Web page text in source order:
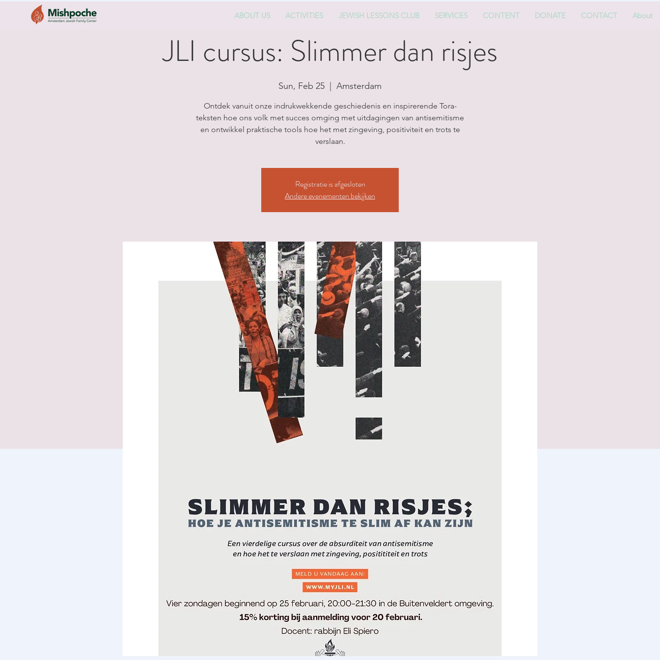
JLI cursus: Slimmer dan risjes
Sun, Feb 25 Amsterdam
Ontdek vanuit onze indrukwekkende geschiedenis en inspirerende Tora-
teksten hoe ons volk met succes omging met uitdagingen van antisemitisme
en ontwikkel praktische tools hoe het met zingeving, positiviteit en trots te
verslaan.
Registratie is afgesloten
Andere evenementen bekijken
ABOUT US ACTIVITIES JEWISH LESSONS CLUB SERVICES CONTENT DONATE CONTACT About